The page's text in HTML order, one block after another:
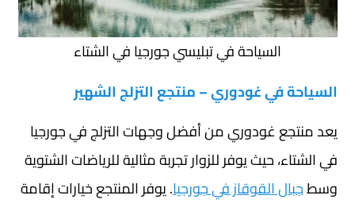
السياحة في تبليسي جورجيا في الشتاء
السياحة في غودوري – منتجع التزلج الشهير
يعد منتجع غودوري من أفضل وجهات التزلج في جورجيا
في الشتاء، حيث يوفر للزوار تجربة مثالية للرياضات الشتوية
وسطجبال القوقاز في جورجيا. يوفر المنتجع خيارات إقامة